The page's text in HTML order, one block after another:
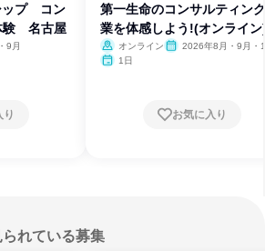
ップ コン
験 名古屋
9月
り
第一生命のコンサルティン
業を体感しよう!(オンライン
オンライン
2026年8月・9月・
1日
お気に入り
れている募集